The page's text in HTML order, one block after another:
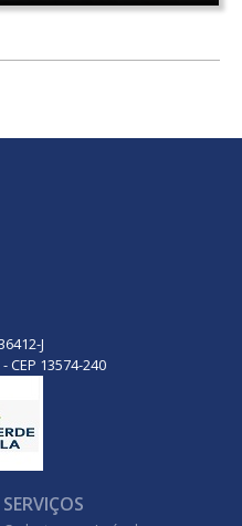
J
CEP 13574-240
SERVIÇOS